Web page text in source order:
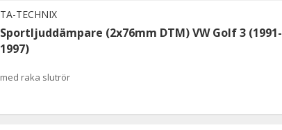
TA-TECHNIX
Sportljuddämpare (2x76mm DTM) VW Golf 3 (1991-
1997)
med raka slutrör